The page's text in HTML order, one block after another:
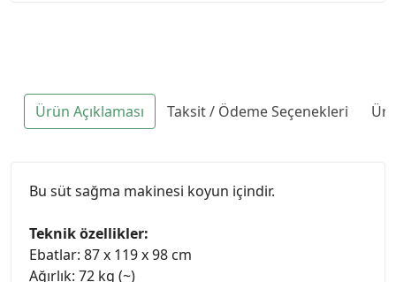
Ürün Açıklaması Taksit / Ödeme Seçenekleri
Bu süt sağma makinesi koyun içindir.
Teknik özellikler:
Ebatlar: 87 x 119 x 98 cm
Ağırlık: 72 kg (~)